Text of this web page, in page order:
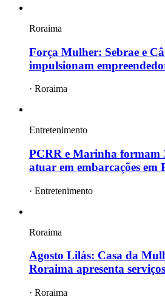
Roraima
Força Mulher: Sebrae e
impulsionam
· Roraima
Entretenimento
PCRR e Marinha formam
atuar em embarcações em
· Entretenimento
Roraima
Agosto Lilás: Casa da
Roraima apresenta
· Roraima